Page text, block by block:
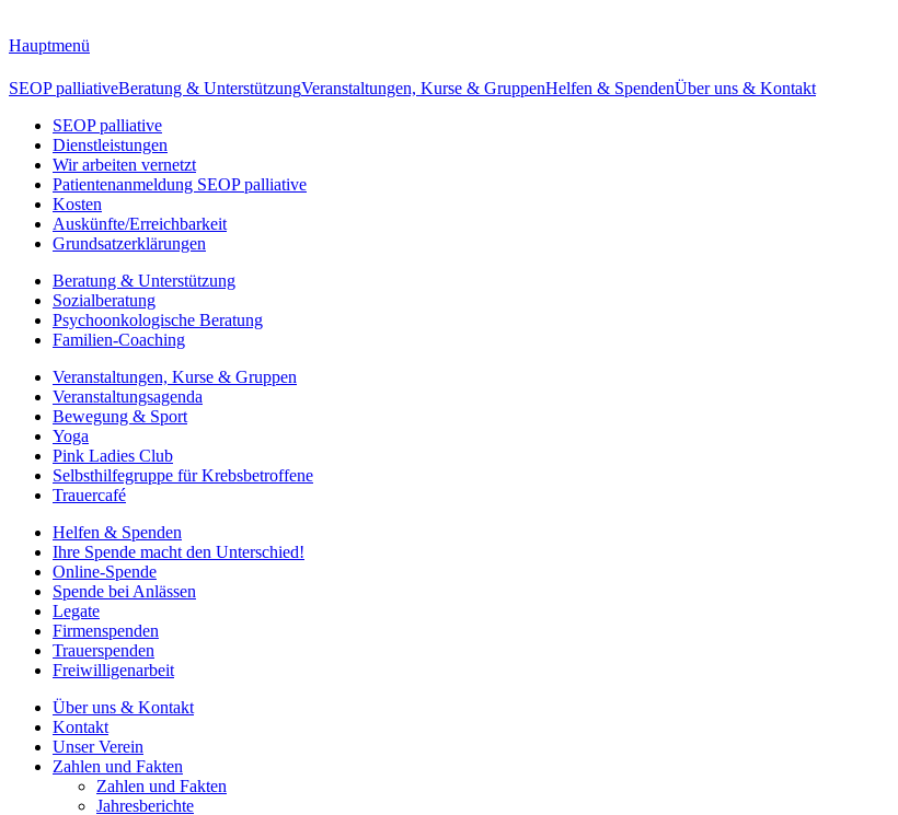
Hauptmenü
SEOP palliativeBeratung & UnterstützungVeranstaltungen, Kurse & GruppenHelfen & SpendenÜber uns & Kontakt
SEOP palliative
Dienstleistungen
Wir arbeiten vernetzt
Patientenanmeldung SEOP palliative
Kosten
Auskünfte/Erreichbarkeit
Grundsatzerklärungen
Beratung & Unterstützung
Sozialberatung
Psychoonkologische Beratung
Familien-Coaching
Veranstaltungen, Kurse & Gruppen
Veranstaltungsagenda
Bewegung & Sport
Yoga
Pink Ladies Club
Selbsthilfegruppe für Krebsbetroffene
Trauercafé
Helfen & Spenden
Ihre Spende macht den Unterschied!
Online-Spende
Spende bei Anlässen
Legate
Firmenspenden
Trauerspenden
Freiwilligenarbeit
Über uns & Kontakt
Kontakt
Unser Verein
Zahlen und Fakten
Zahlen und Fakten
Jahresberichte